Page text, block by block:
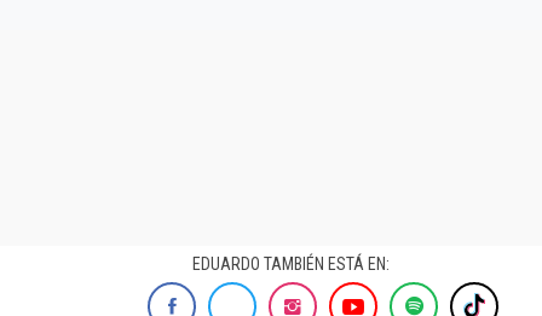
EDUARDO TAMBIÉN ESTÁ EN: